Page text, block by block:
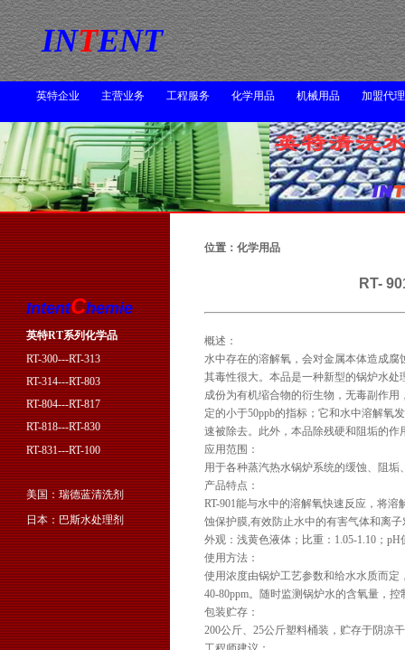
INTENT
英特企业 主营业务 工程服务 化学用品 机械用品 加盟代理
IntentChemie
英特RT系列化学品
RT-300---RT-313
RT-314---RT-803
RT-804---RT-817
RT-818---RT-830
RT-831---RT-100
美国：瑞德蓝清洗剂
日本：巴斯水处理剂
位置：化学用品
RT-
概述：
水中存在的溶解氧，会对金属本体造成
其毒性很大。本品是一种新型的锅炉水
成份为有机缩合物的衍生物，无毒副作用
定的小于50ppb的指标；它和水中溶解氧
速被除去。此外，本品除残硬和阻垢的
应用范围：
用于各种蒸汽热水锅炉系统的缓蚀、阻垢
产品特点：
RT-901能与水中的溶解氧快速反应，将
蚀保护膜,有效防止水中的有害气体和离
外观：浅黄色液体；比重：1.05-1.10；
使用方法：
使用浓度由锅炉工艺参数和给水水质而
40-80ppm。随时监测锅炉水的含氧量，
包装贮存：
200公斤、25公斤塑料桶装，贮存于阴凉